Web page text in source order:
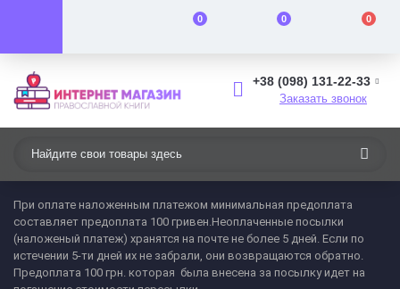
0 0 0
+38 (098) 131-22-33
Заказать звонок
При оплате наложенным платежом минимальная предоплата
составляет предоплата 100 гривен.Неоплаченные посылки
(наложеный платеж) хранятся на почте не более 5 дней. Если по
истечении 5-ти дней их не забрали, они возвращаются обратно.
Предоплата 100 грн. которая была внесена за посылку идет на